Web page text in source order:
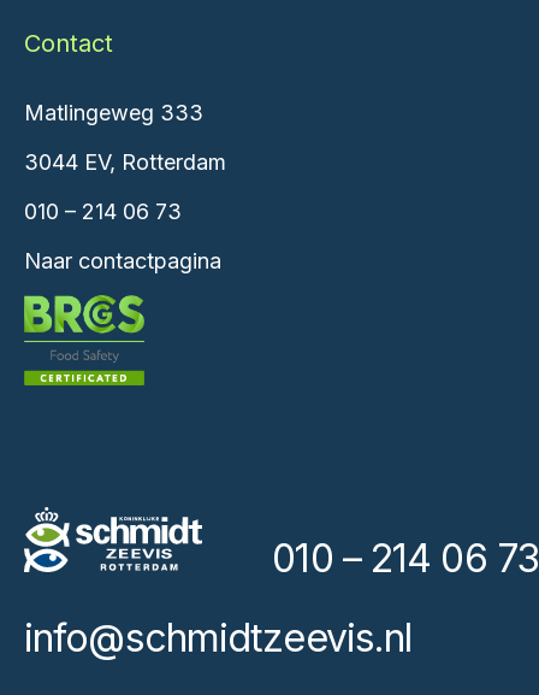
Contact
Matlingeweg 333
3044 EV, Rotterdam
010 – 214 06 73
Naar contactpagina
010 – 214 06 73
info@schmidtzeevis.nl